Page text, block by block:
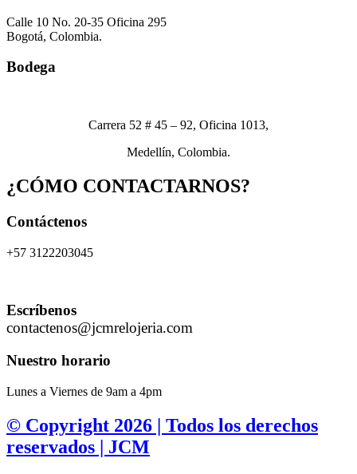
Calle 10 No. 20-35 Oficina 295
Bogotá, Colombia.
Bodega
Carrera 52 # 45 – 92, Oficina 1013,
Medellín, Colombia.
¿CÓMO CONTACTARNOS?
Contáctenos
+57 3122203045
Escríbenos
contactenos@jcmrelojeria.com
Nuestro horario
Lunes a Viernes de 9am a 4pm
© Copyright 2026 | Todos los derechos
reservados | JCM